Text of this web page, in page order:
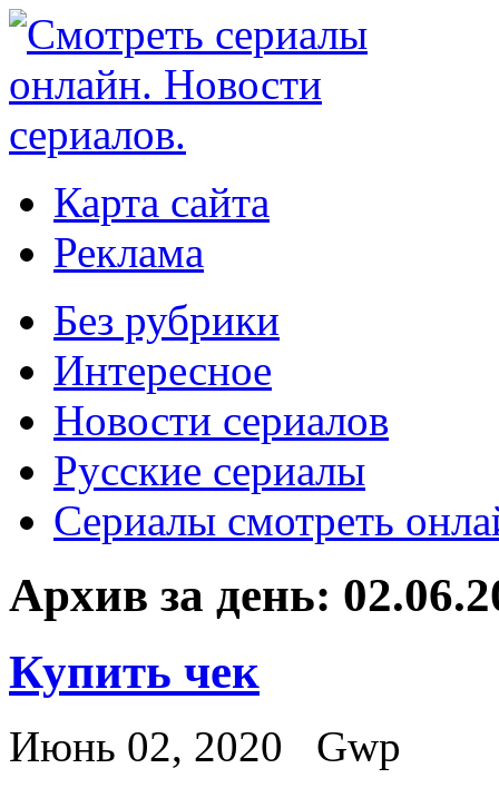
Карта сайта
Реклама
Без рубрики
Интересное
Новости сериалов
Русские сериалы
Сериалы смотреть
Архив за день:
Купить чек
Июнь 02, 2020
Gwp